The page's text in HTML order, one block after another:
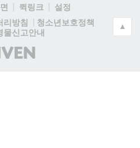
퀵링크
설정
리방침
청소년보호정책
물신고안내
(주)
인
▲